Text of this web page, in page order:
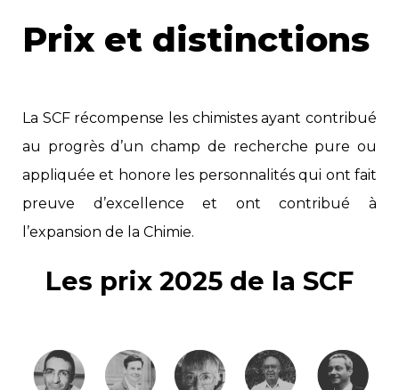
Prix et distinctions
La SCF récompense les chimistes ayant contribué
au progrès d’un champ de recherche pure ou
appliquée et honore les personnalités qui ont fait
preuve d’excellence et ont contribué à
l’expansion de la Chimie.
Les prix 2025 de la SCF